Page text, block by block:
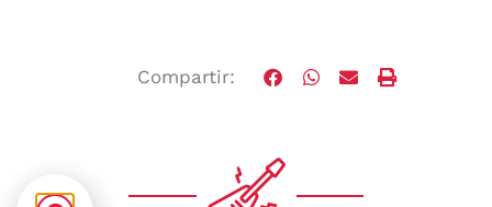
Compartir: